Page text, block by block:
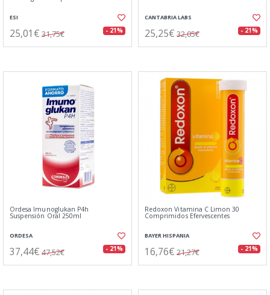
ESI
25,01€ 31,75€ - 21%
CANTABRIA LABS
25,25€ 32,05€ - 21%
Ordesa Imunoglukan P4h
Suspensión Oral 250ml
ORDESA
37,44€ 47,52€ - 21%
Redoxon Vitamina C Limon 30
Comprimidos Efervescentes
BAYER HISPANIA
16,76€ 21,27€ - 21%